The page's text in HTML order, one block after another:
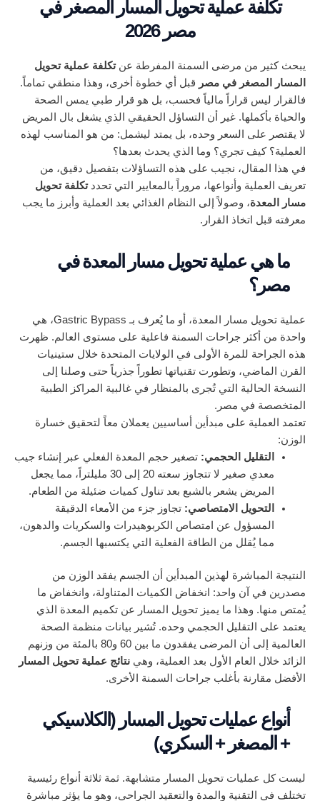
تكلفة عملية تحويل المسار المصغر في
مصر 2026
يبحث كثير من مرضى السمنة المفرطة عنتكلفة عملية تحويل
المسار المصغر في مصر قبل أي خطوة أخرى، وهذا منطقي تماماً.
فالقرار ليس قراراً مالياً فحسب، بل هو قرار طبي يمس الصحة
والحياة بأكملها. غير أن التساؤل الحقيقي الذي يشغل بال المريض
لا يقتصر على السعر وحده، بل يمتد ليشمل: من هو المناسب لهذه
العملية؟ كيف تجري؟ وما الذي يحدث بعدها؟
في هذا المقال، نجيب على هذه التساؤلات بتفصيل دقيق، من
تعريف العملية وأنواعها، مروراً بالمعايير التي تحددتكلفة تحويل
مسار المعدة، وصولاً إلى النظام الغذائي بعد العملية وأبرز ما يجب
معرفته قبل اتخاذ القرار.
ما هي عملية تحويل مسار المعدة في
مصر؟
عملية تحويل مسار المعدة، أو ما يُعرف بـ Gastric Bypass، هي
واحدة من أكثر جراحات السمنة فاعلية على مستوى العالم. ظهرت
هذه الجراحة للمرة الأولى في الولايات المتحدة خلال ستينيات
القرن الماضي، وتطورت تقنياتها تطوراً جذرياً حتى وصلنا إلى
النسخة الحالية التي تُجرى بالمنظار في غالبية المراكز الطبية
المتخصصة في مصر.
تعتمد العملية على مبدأين أساسيين يعملان معاً لتحقيق خسارة
الوزن:
التقليل الحجمي: تصغير حجم المعدة الفعلي عبر إنشاء جيب
معدي صغير لا تتجاوز سعته 20 إلى 30 مليلتراً، مما يجعل
المريض يشعر بالشبع بعد تناول كميات ضئيلة من الطعام.
التحويل الامتصاصي: تجاوز جزء من الأمعاء الدقيقة
المسؤول عن امتصاص الكربوهيدرات والسكريات والدهون،
مما يُقلل من الطاقة الفعلية التي يكتسبها الجسم.
النتيجة المباشرة لهذين المبدأين أن الجسم يفقد الوزن من
مصدرين في آن واحد: انخفاض الكميات المتناولة، وانخفاض ما
يُمتص منها. وهذا ما يميز تحويل المسار عن تكميم المعدة الذي
يعتمد على التقليل الحجمي وحده. تُشير بيانات منظمة الصحة
العالمية إلى أن المرضى يفقدون ما بين 60 و80 بالمئة من وزنهم
الزائد خلال العام الأول بعد العملية، وهي نتائج عملية تحويل المسار
الأفضل مقارنة بأغلب جراحات السمنة الأخرى.
أنواع عمليات تحويل المسار (الكلاسيكي
+ المصغر + السكري)
ليست كل عمليات تحويل المسار متشابهة. ثمة ثلاثة أنواع رئيسية
تختلف في التقنية والمدة والتعقيد الجراحي، وهو ما يؤثر مباشرة